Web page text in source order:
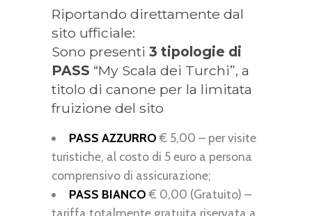
Riportando direttamente dal
sito ufficiale:
Sono presenti 3 tipologie di
PASS “My Scala dei Turchi”, a
titolo di canone per la limitata
fruizione del sito
PASS AZZURRO€ 5,00 – per visite
turistiche, al costo di 5 euro a persona
comprensivo di assicurazione;
PASS BIANCO€ 0,00 (Gratuito) –
tariffa totalmente gratuita riservata a